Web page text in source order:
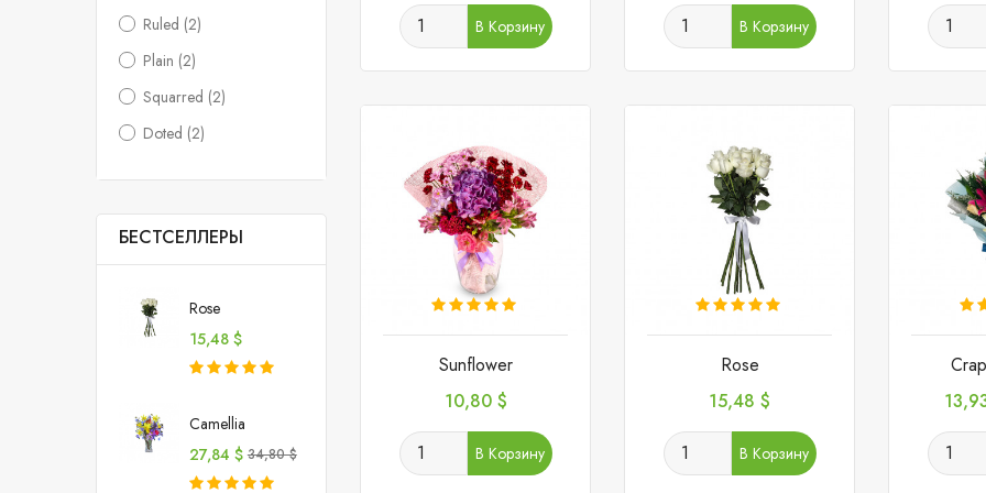
Ruled (2)
Plain (2)
Squarred (2)
Doted (2)
БЕСТСЕЛЛЕРЫ
Rose
Цена
15,48 $
Camellia
Цена
27,84 $ Базовая
цена
34,80 $
В Корзину В Корзину
Sunflower
Цена
10,80 $
В Корзину
Rose
Цена
15,48 $
В Корзину
Цена